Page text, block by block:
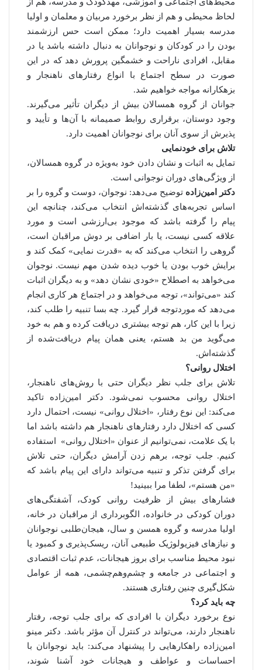
لحاظ محیطی و هم از نظر برخورد مربیان و معلمان و اولیا
مدرسه بسیار اهمیت دارد؛ ممکن است حس ارزشمند
بودن را در کودکان و نوجوانان به دنبال داشته باشد یا در
مقابل، افرادی ناراحت و خشمگین پرورش دهد که در این
صورت در سطح اجتماع با انواع رفتارهای ناهنجار و
بزهکارانه مواجه خواهیم شد.
جوانان از گروه همسالان بیش از دیگران تأثیر می‌گیرند.
وجود دوستان، برقراری روابط صمیمانه با آن‌ها و تأیید و
پذیرش از سوی آنان برای نوجوانان اهمیت دارد.
تلاش برای خودنمایی
تمایل به اثبات و نشان دادن خود به‌ویژه در گروه همسالان،
از ویژگی‌های دوران نوجوانی است.
دکتر امین‌زاده توضیح می‌دهد: نوجوان، دوست و گروه را بر
اساس تجربه‌های گذشته‌اش انتخاب می‌کند، چنانچه این
پیام را گرفته باشد که موجود بی‌ارزشی است و مورد
علاقه کسی نیست، یا بار اضافی بر دوش مراقبان است،
گروهی را انتخاب می‌کند که به «قدرت نمایی» کمک کند و
برایش خوب بودن یا خوب دیده شدن مهم نیست. نوجوان
می‌خواهد به اصطلاح «خودی نشان دهد» و به دیگران اثبات
کند «می‌تواند»، توجه می‌خواهد و در اجتماع هر کاری انجام
می‌دهد که موردتوجه قرار گیرد. چه بسا تنبیه را طلب کند،
زیرا با این کار، هم توجه بیشتری دریافت کرده و هم به خود
می‌گوید من بد هستم، یعنی همان پیام دریافت‌شده از
گذشته‌اش.
اختلال روانی؟
تلاش برای جلب نظر دیگران حتی با روش‌های ناهنجار،
اختلال روانی محسوب نمی‌شود. دکتر امین‌زاده تاکید
می‌کند: این نوع رفتار، «اختلال روانی» نیست، احتمال دارد
کسی که اختلال دارد رفتارهای ناهنجار هم داشته باشد اما
با یک علامت، نمی‌توانیم از عنوان «اختلال روانی» استفاده
کنیم. جلب توجه، برهم زدن آرامش دیگران، حتی تلاش
برای گرفتن تذکر و تنبیه می‌تواند دارای این پیام باشد که
«من هستم»، لطفا مرا ببینید!
فشارهای بیش از ظرفیت روانی کودک، آشفتگی‌های
دوران کودکی در خانواده، الگوبرداری از مراقبان در خانه،
اولیا مدرسه و گروه همسن و سال، هیجان‌طلبی نوجوانان
و نیازهای فیزیولوژیک طبیعی آنان، ریسک‌پذیری و کمبود یا
نبود محیط مناسب برای بروز هیجانات، عدم ثبات اقتصادی
و اجتماعی در جامعه و چشم‌وهم‌چشمی، همه از عوامل
شکل‌گیری چنین رفتاری هستند.
چه باید کرد؟
نوع برخورد دیگران با افرادی که برای جلب توجه، رفتار
ناهنجار دارند، می‌تواند در کنترل آن مؤثر باشد. دکتر مینو
امین‌زاده راهکارهایی را پیشنهاد می‌کند: باید نوجوانان با
احساسات و عواطف و هیجانات خود آشنا شوند،